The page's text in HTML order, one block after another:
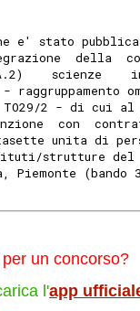
e' stato
della
scienze
raggruppamento
TO29/2 - di cui
con
unita di
strutture del
Piemonte (bando
un concorso?
l'app